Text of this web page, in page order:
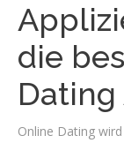
die
Online Dating